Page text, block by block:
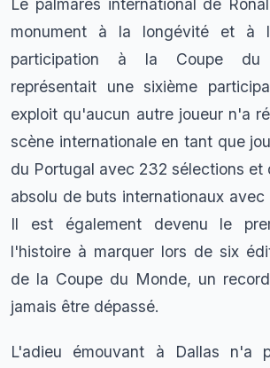
monument à la longévité et à
participation à la Coupe du
représentait une sixième
exploit qu'aucun autre joueur n'a
scène internationale en tant que
du Portugal avec 232 sélections et
absolu de buts internationaux avec
Il est également devenu le
l'histoire à marquer lors de six
de la Coupe du Monde, un
jamais être dépassé.
L'adieu émouvant à Dallas n'a